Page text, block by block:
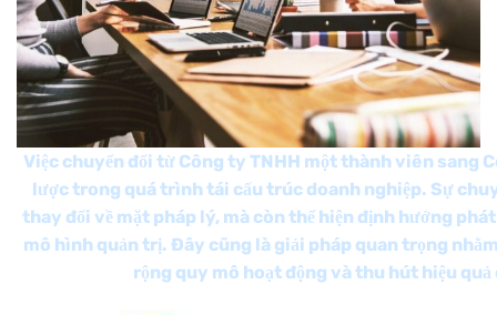
Việc chuyển đổi từ Công ty TNHH một thành viên sang
lược trong quá trình tái cấu trúc doanh nghiệp. Sự
thay đổi về mặt pháp lý, mà còn thể hiện định hướng
mô hình quản trị. Đây cũng là giải pháp quan trọng
rộng quy mô hoạt động và thu hút hiệu quả